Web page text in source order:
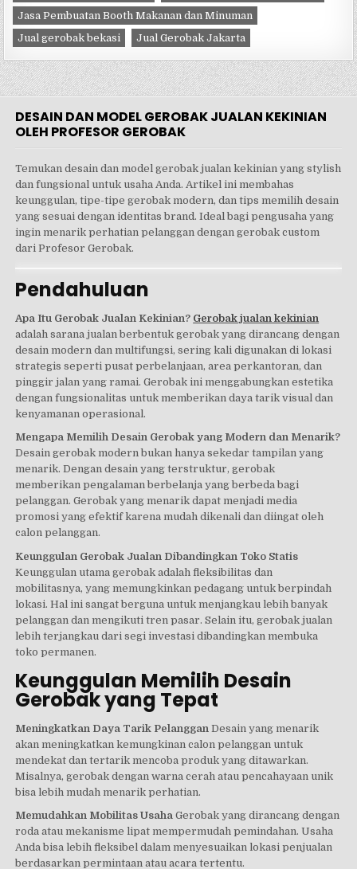
Jasa Pembuatan Booth Makanan dan Minuman
Jual gerobak bekasi
Jual Gerobak Jakarta
DESAIN DAN MODEL GEROBAK JUALAN KEKINIAN
OLEH PROFESOR GEROBAK
Temukan desain dan model gerobak jualan kekinian yang stylish
dan fungsional untuk usaha Anda. Artikel ini membahas
keunggulan, tipe-tipe gerobak modern, dan tips memilih desain
yang sesuai dengan identitas brand. Ideal bagi pengusaha yang
ingin menarik perhatian pelanggan dengan gerobak custom
dari Profesor Gerobak.
Pendahuluan
Apa Itu Gerobak Jualan Kekinian? Gerobak jualan kekinian
adalah sarana jualan berbentuk gerobak yang dirancang dengan
desain modern dan multifungsi, sering kali digunakan di lokasi
strategis seperti pusat perbelanjaan, area perkantoran, dan
pinggir jalan yang ramai. Gerobak ini menggabungkan estetika
dengan fungsionalitas untuk memberikan daya tarik visual dan
kenyamanan operasional.
Mengapa Memilih Desain Gerobak yang Modern dan Menarik?
Desain gerobak modern bukan hanya sekedar tampilan yang
menarik. Dengan desain yang terstruktur, gerobak
memberikan pengalaman berbelanja yang berbeda bagi
pelanggan. Gerobak yang menarik dapat menjadi media
promosi yang efektif karena mudah dikenali dan diingat oleh
calon pelanggan.
Keunggulan Gerobak Jualan Dibandingkan Toko Statis
Keunggulan utama gerobak adalah fleksibilitas dan
mobilitasnya, yang memungkinkan pedagang untuk berpindah
lokasi. Hal ini sangat berguna untuk menjangkau lebih banyak
pelanggan dan mengikuti tren pasar. Selain itu, gerobak jualan
lebih terjangkau dari segi investasi dibandingkan membuka
toko permanen.
Keunggulan Memilih Desain
Gerobak yang Tepat
Meningkatkan Daya Tarik Pelanggan Desain yang menarik
akan meningkatkan kemungkinan calon pelanggan untuk
mendekat dan tertarik mencoba produk yang ditawarkan.
Misalnya, gerobak dengan warna cerah atau pencahayaan unik
bisa lebih mudah menarik perhatian.
Memudahkan Mobilitas Usaha Gerobak yang dirancang dengan
roda atau mekanisme lipat mempermudah pemindahan. Usaha
Anda bisa lebih fleksibel dalam menyesuaikan lokasi penjualan
berdasarkan permintaan atau acara tertentu.